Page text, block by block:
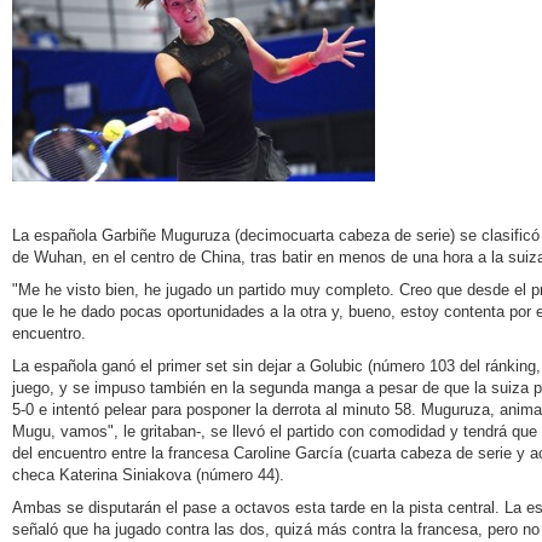
La española Garbiñe Muguruza (decimocuarta cabeza de serie) se
de Wuhan, en el centro de China, tras batir en menos de una hora a la
"Me he visto bien, he jugado un partido muy completo. Creo que desde el
que le he dado pocas oportunidades a la otra y, bueno, estoy contenta
encuentro.
La española ganó el primer set sin dejar a Golubic (número 103 del
juego, y se impuso también en la segunda manga a pesar de que la suiza
5-0 e intentó pelear para posponer la derrota al minuto 58. Muguruza,
Mugu, vamos", le gritaban-, se llevó el partido con comodidad y tendrá
del encuentro entre la francesa Caroline García (cuarta cabeza de serie y
checa Katerina Siniakova (número 44).
Ambas se disputarán el pase a octavos esta tarde en la pista central. La
señaló que ha jugado contra las dos, quizá más contra la francesa, pero